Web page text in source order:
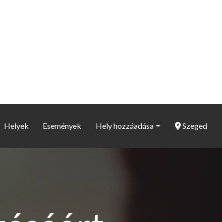
Helyek Események Hely hozzáadása Szeged